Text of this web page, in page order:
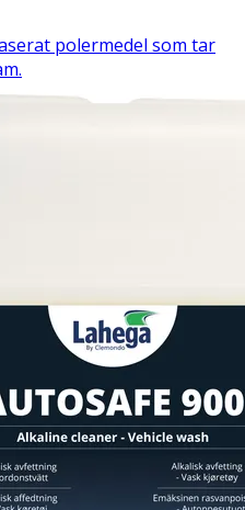
polermedel som tar